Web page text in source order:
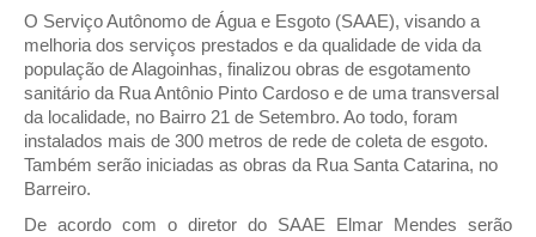
O Serviço Autônomo de Água e Esgoto (SAAE), visando a
melhoria dos serviços prestados e da qualidade de vida da
população de Alagoinhas, finalizou obras de esgotamento
sanitário da Rua Antônio Pinto Cardoso e de uma transversal
da localidade, no Bairro 21 de Setembro. Ao todo, foram
instalados mais de 300 metros de rede de coleta de esgoto.
Também serão iniciadas as obras da Rua Santa Catarina, no
Barreiro.
De acordo com o diretor do SAAE Elmar Mendes serão